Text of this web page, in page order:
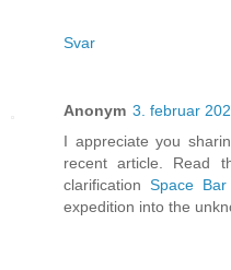
Svar
Anonym 3. februar
I appreciate you
recent article. Read
clarificationSpace Bar
expedition into the